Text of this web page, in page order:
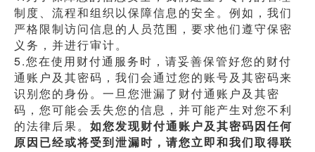
制度、流程和组织以保障信息的安全。例如，我们
严格限制访问信息的人员范围，要求他们遵守保密
义务，并进行审计。
5.您在使用财付通服务时，请妥善保管好您的财付
通账户及其密码，我们会通过您的账号及其密码来
识别您的身份。一旦您泄漏了财付通账户及其密
码，您可能会丢失您的信息，并可能产生对您不利
的法律后果。 如您发现财付通账户及其密码因任何
原因已经或将受到泄漏时，请您立即和我们取得联